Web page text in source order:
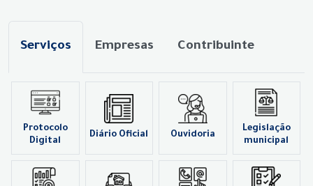
Serviços Empresas Contribuinte
Protocolo
Digital
Diário Oficial Ouvidoria
Legislação
municipal